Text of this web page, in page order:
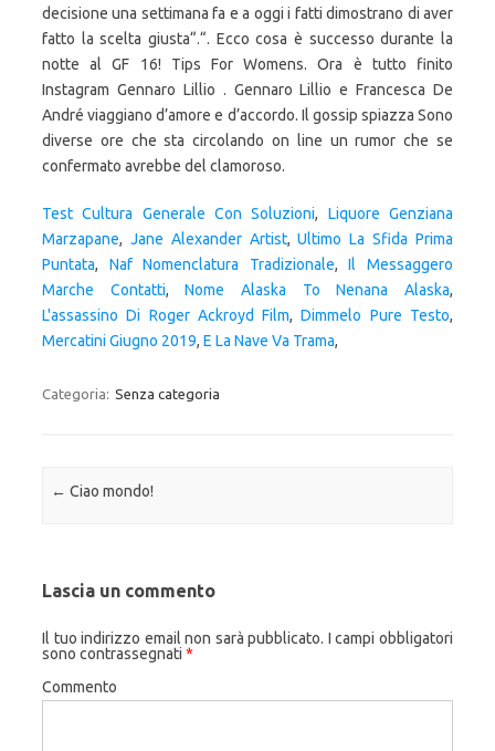
Test Cultura Generale Con Soluzioni, Liquore Genziana
Marzapane, Jane Alexander Artist,Ultimo La Sfida Prima
Puntata, Naf Nomenclatura Tradizionale,Il Messaggero
Marche Contatti,Nome Alaska To Nenana Alaska,
L'assassino Di Roger Ackroyd Film,Dimmelo Pure Testo,
Mercatini Giugno 2019, E La Nave Va Trama,
Categoria: Senza categoria
Navigazione articolo
← Ciao mondo!
Lascia un commento
Il tuo indirizzo email non sarà pubblicato. I campi obbligatori
sono contrassegnati *
Commento